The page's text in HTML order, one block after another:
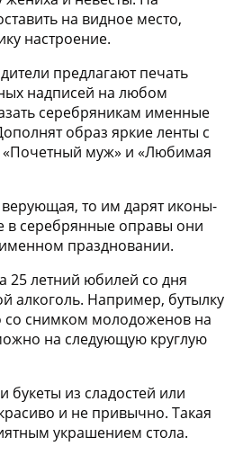
на видное место,
настроение.
предлагаютпечать
надписей на любом
серебряникам именные
образ яркие ленты с
муж» и «Любимая
верующая, то им дарятиконы-
в серебрянные оправы они
праздновании.
25 летний юбилей со дня
алкоголь. Например, бутылку
со снимком молодоженов на
на следующую круглую
букеты из сладостей или
и не привычно. Такая
украшением стола.